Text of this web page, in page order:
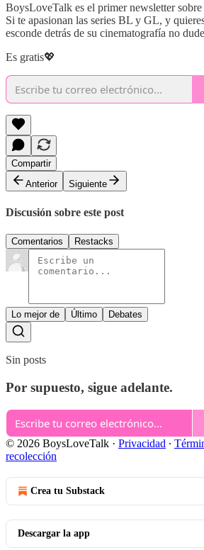
BoysLoveTalk es el primer newsletter
Si te apasionan las series BL y GL, y
esconde detrás de su cinematografía no
Es gratis💖
Compartir
Anterior
Siguiente
Discusión sobre este post
Comentarios Restacks
Lo mejor de Último Debates
Sin posts
Por supuesto, sigue adelante.
© 2026 BoysLoveTalk · Privacidad ∙
recolección
Crea tu Substack
Descargar la app